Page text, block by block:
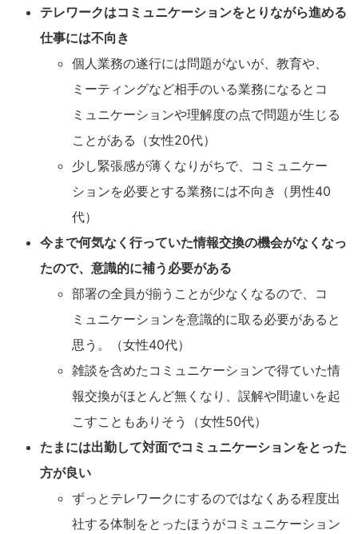
テレワークはコミュニケーションをとりながら進める
仕事には不向き
個人業務の遂行には問題がないが、教育や、
ミーティングなど相手のいる業務になるとコ
ミュニケーションや理解度の点で問題が生じる
ことがある（女性20代）
少し緊張感が薄くなりがちで、コミュニケー
ションを必要とする業務には不向き（男性40
代）
今まで何気なく行っていた情報交換の機会がなくなっ
たので、意識的に補う必要がある
部署の全員が揃うことが少なくなるので、コ
ミュニケーションを意識的に取る必要があると
思う。（女性40代）
雑談を含めたコミュニケーションで得ていた情
報交換がほとんど無くなり、誤解や間違いを起
こすこともありそう（女性50代）
たまには出勤して対面でコミュニケーションをとった
方が良い
ずっとテレワークにするのではなくある程度出
社する体制をとったほうがコミュニケーション